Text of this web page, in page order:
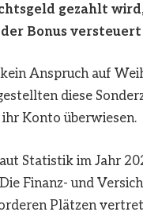
gezahlt
Bonus
Anspruch auf
diese
Konto überwiesen.
Statistik im Jahr
Finanz- und
Plätzen